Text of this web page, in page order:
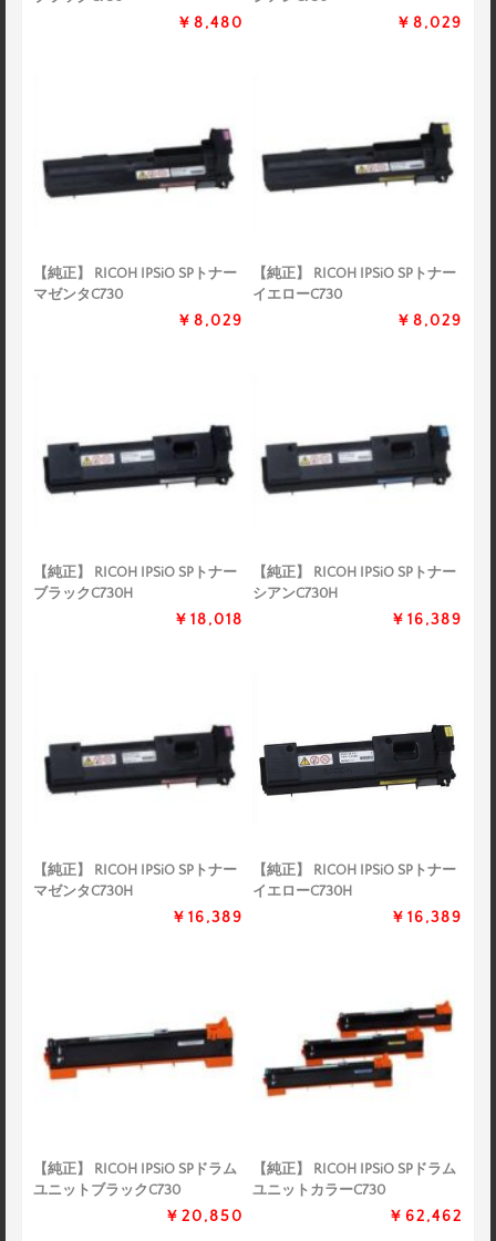
￥8,480 ￥8,029
【純正】 RICOH IPSiO SPトナー
マゼンタC730
￥8,029
【純正】 RICOH IPSiO SPトナー
イエローC730
￥8,029
【純正】 RICOH IPSiO SPトナー
ブラックC730H
￥18,018
【純正】 RICOH IPSiO SPトナー
シアンC730H
￥16,389
【純正】 RICOH IPSiO SPトナー
マゼンタC730H
￥16,389
【純正】 RICOH IPSiO SPトナー
イエローC730H
￥16,389
【純正】 RICOH IPSiO SPドラム
ユニットブラックC730
￥20,850
【純正】 RICOH IPSiO SPドラム
ユニットカラーC730
￥62,462